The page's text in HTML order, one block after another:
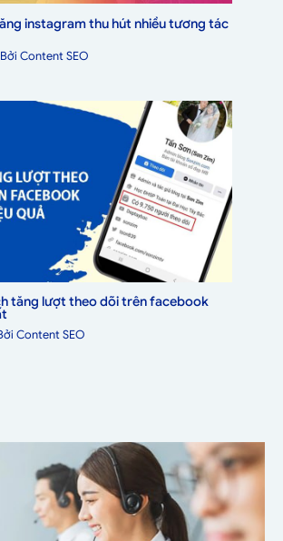
instagram thu hút nhiều tương tác
Content SEO
tăng lượt theo dõi trên facebook
Content SEO